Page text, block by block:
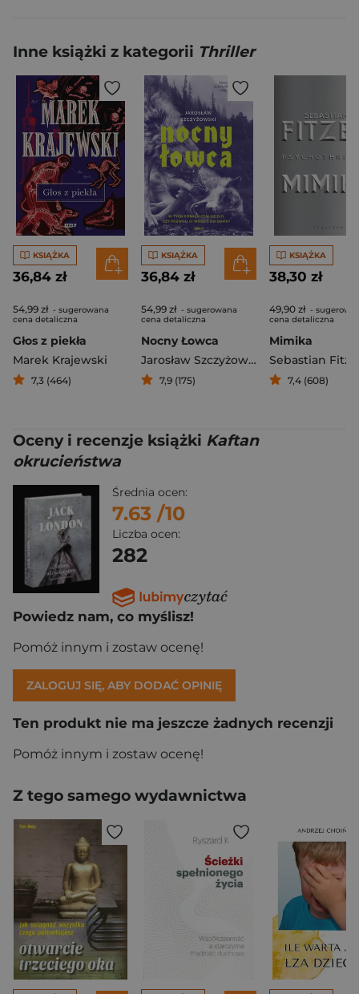
Inne książki z kategorii Thriller
KSIĄŻKA
36,84 zł
54,99 zł - sugerowana
cena detaliczna
Głos z piekła
Marek Krajewski
7,3 (464)
KSIĄŻKA
36,84 zł
54,99 zł - sugerowana
cena detaliczna
Nocny Łowca
Jarosław Szczyżowski
7,9 (175)
KSIĄŻKA
38,30 zł
49,90 zł -
cena detaliczna
Mimika
Sebastian
7,4 (608)
Oceny i recenzje książki Kaftan
okrucieństwa
Średnia ocen:
7.63 /10
Liczba ocen:
282
Powiedz nam, co myślisz!
Pomóż innym i zostaw ocenę!
ZALOGUJ SIĘ, ABY DODAĆ OPINIĘ
Ten produkt nie ma jeszcze żadnych recenzji
Pomóż innym i zostaw ocenę!
Z tego samego wydawnictwa